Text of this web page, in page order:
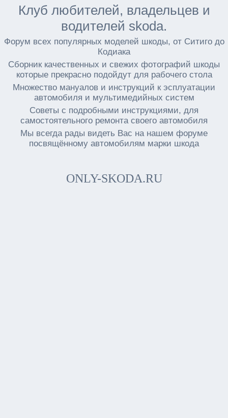
Клуб любителей, владельцев и
водителей skoda.
Форум всех популярных моделей шкоды, от Ситиго до
Кодиака
Сборник качественных и свежих фотографий шкоды
которые прекрасно подойдут для рабочего стола
Множество мануалов и инструкций к эсплуатации
автомобиля и мультимедийных систем
Советы с подробными инструкциями, для
самостоятельного ремонта своего автомобиля
Мы всегда рады видеть Вас на нашем форуме
посвящённому автомобилям марки шкода
ONLY-SKODA.RU